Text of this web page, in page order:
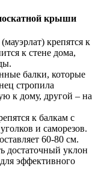
крыши
крепятся к
к стене дома,
балки, которые
стропила
к дому, другой – на
к балкам с
и саморезов.
60-80 см.
достаточный уклон
эффективного